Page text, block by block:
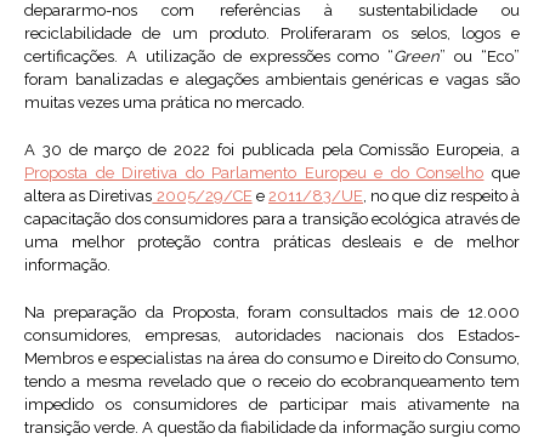
depararmo-nos com referências à sustentabilidade ou
reciclabilidade de um produto. Proliferaram os selos, logos e
certificações. A utilização de expressões como “Green” ou “Eco”
foram banalizadas e alegações ambientais genéricas e vagas são
muitas vezes uma prática no mercado.
A 30 de março de 2022 foi publicada pela Comissão Europeia, a
Proposta de Diretiva do Parlamento Europeu e do Conselho que
altera as Diretivas 2005/29/CEe2011/83/UE, no que diz respeito à
capacitação dos consumidores para a transição ecológica através de
uma melhor proteção contra práticas desleais e de melhor
informação.
Na preparação da Proposta, foram consultados mais de 12.000
consumidores, empresas, autoridades nacionais dos Estados-
Membros e especialistas na área do consumo e Direito do Consumo,
tendo a mesma revelado que o receio do ecobranqueamento tem
impedido os consumidores de participar mais ativamente na
transição verde. A questão da fiabilidade da informação surgiu como